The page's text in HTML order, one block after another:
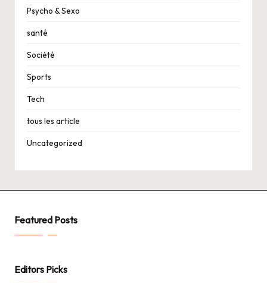
Psycho & Sexo
santé
Société
Sports
Tech
tous les article
Uncategorized
Featured Posts
Editors Picks